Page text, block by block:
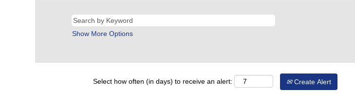
Show More Options
Select how often (in days) to receive an alert: Create Alert